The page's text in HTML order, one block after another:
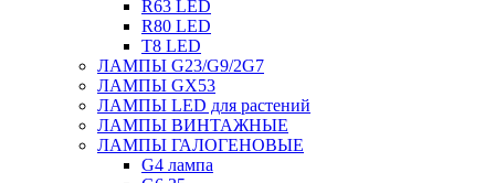
R63 LED
R80 LED
T8 LED
ЛАМПЫ G23/G9/2G7
ЛАМПЫ GX53
ЛАМПЫ LED для растений
ЛАМПЫ ВИНТАЖНЫЕ
ЛАМПЫ ГАЛОГЕНОВЫЕ
G4 лампа